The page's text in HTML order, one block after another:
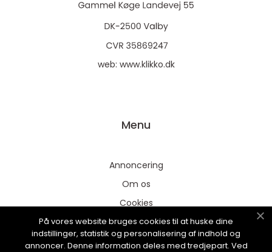
web: www.klikko.dk
Menu
Annoncering
Om os
Cookies
Kontakt os
Sitemap
På vores website bruges cookies til at huske dine
indstillinger, statistik og personalisering af indhold og
annoncer. Denne information deles med tredjepart. Ved